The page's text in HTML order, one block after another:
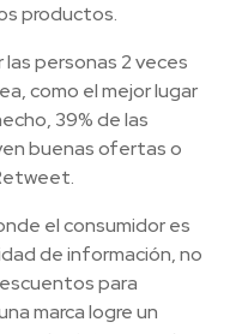
productos.
personas 2 veces
como el mejor lugar
39% de las
buenas ofertas o
el consumidor es
de información, no
para
marca logre un